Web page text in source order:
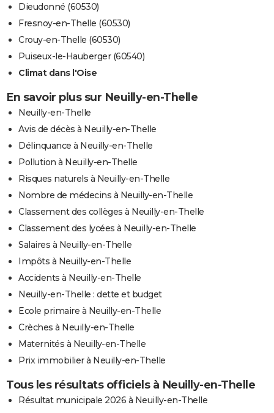
Dieudonné (60530)
Fresnoy-en-Thelle (60530)
Crouy-en-Thelle (60530)
Puiseux-le-Hauberger (60540)
Climat dans l'Oise
En savoir plus sur Neuilly-en-Thelle
Neuilly-en-Thelle
Avis de décès à Neuilly-en-Thelle
Délinquance à Neuilly-en-Thelle
Pollution à Neuilly-en-Thelle
Risques naturels à Neuilly-en-Thelle
Nombre de médecins à Neuilly-en-Thelle
Classement des collèges à Neuilly-en-Thelle
Classement des lycées à Neuilly-en-Thelle
Salaires à Neuilly-en-Thelle
Impôts à Neuilly-en-Thelle
Accidents à Neuilly-en-Thelle
Neuilly-en-Thelle : dette et budget
Ecole primaire à Neuilly-en-Thelle
Crèches à Neuilly-en-Thelle
Maternités à Neuilly-en-Thelle
Prix immobilier à Neuilly-en-Thelle
Tous les résultats officiels à Neuilly-en-Thelle
Résultat municipale 2026 à Neuilly-en-Thelle